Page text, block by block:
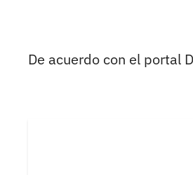
De acuerdo con el portal